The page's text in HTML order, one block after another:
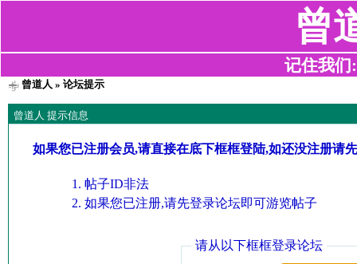
曾
记住我们
曾道人 » 论坛提示
曾道人 提示信息
如果您已注册会员,请直接在底下框框登陆,如还没注册请
帖子ID非法
如果您已注册,请先登录论坛即可游览帖子
请从以下框框登录论坛